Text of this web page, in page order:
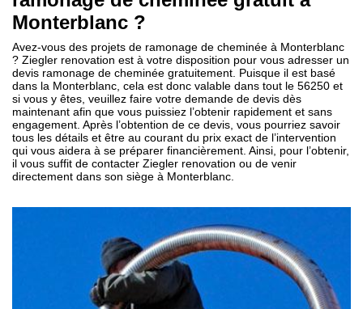
Monterblanc ?
Avez-vous des projets de ramonage de cheminée à Monterblanc
? Ziegler renovation est à votre disposition pour vous adresser un
devis ramonage de cheminée gratuitement. Puisque il est basé
dans la Monterblanc, cela est donc valable dans tout le 56250 et
si vous y êtes, veuillez faire votre demande de devis dès
maintenant afin que vous puissiez l’obtenir rapidement et sans
engagement. Après l’obtention de ce devis, vous pourriez savoir
tous les détails et être au courant du prix exact de l’intervention
qui vous aidera à se préparer financièrement. Ainsi, pour l’obtenir,
il vous suffit de contacter Ziegler renovation ou de venir
directement dans son siège à Monterblanc.